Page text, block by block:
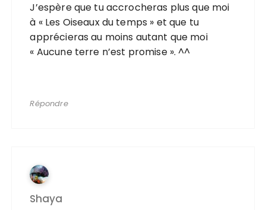
J’espère que tu accrocheras plus que moi
à « Les Oiseaux du temps » et que tu
apprécieras au moins autant que moi
« Aucune terre n’est promise ». ^^
Répondre
Shaya